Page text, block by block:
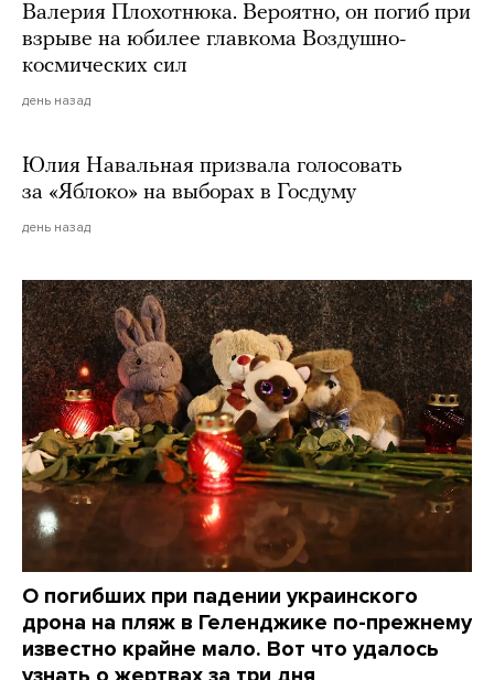
Валерия Плохотнюка. Вероятно, он погиб при
взрыве на юбилее главкома Воздушно-
космических сил
день назад
Юлия Навальная призвала голосовать
за «Яблоко» на выборах в Госдуму
день назад
О погибших при падении украинского
дрона на пляж в Геленджике по-прежнему
известно крайне мало. Вот что удалось